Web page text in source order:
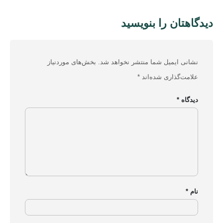
دیدگاهتان را بنویسید
نشانی ایمیل شما منتشر نخواهد شد.
بخش‌های موردنیاز
علامت‌گذاری شده‌اند *
دیدگاه *
نام *
تجهیزات شبکه خانگی و اداری
هاب یوگرین
مجوزهای ایزی مارکت